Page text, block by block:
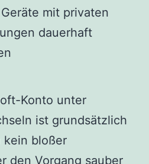
mit privaten
dauerhaft
Konto unter
ist grundsätzlich
kein bloßer
den Vorgang sauber